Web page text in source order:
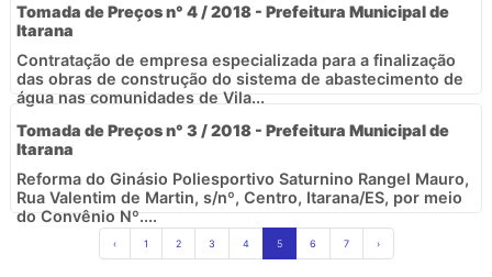
Tomada de Preços n° 4 / 2018 - Prefeitura Municipal de
Itarana
Contratação de empresa especializada para a finalização
das obras de construção do sistema de abastecimento de
água nas comunidades de Vila...
Tomada de Preços n° 3 / 2018 - Prefeitura Municipal de
Itarana
Reforma do Ginásio Poliesportivo Saturnino Rangel Mauro,
Rua Valentim de Martin, s/nº, Centro, Itarana/ES, por meio
do Convênio Nº....
‹ 1 2 3 4 5 6 7 ›